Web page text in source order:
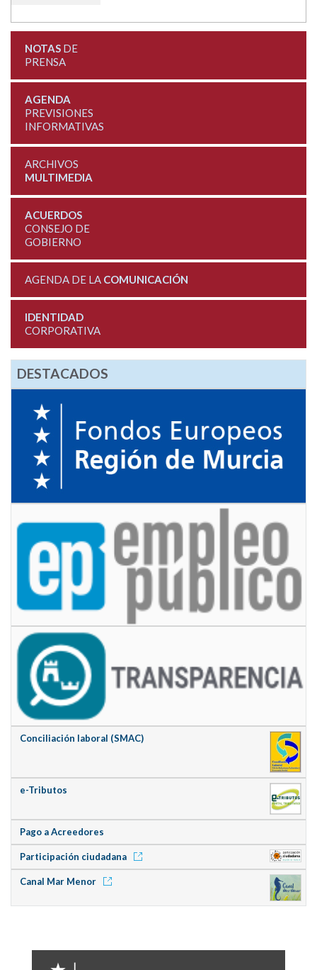
NOTASDE
PRENSA
AGENDA
PREVISIONES
INFORMATIVAS
ARCHIVOS
MULTIMEDIA
ACUERDOS
CONSEJO DE
GOBIERNO
AGENDA DE LA COMUNICACIÓN
IDENTIDAD
CORPORATIVA
DESTACADOS
Conciliación laboral (SMAC)
e-Tributos
Pago a Acreedores
Participación ciudadana
Canal Mar Menor